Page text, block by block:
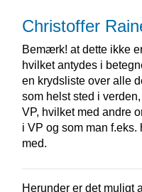
Christoffer
Bemærk! at dette ikke
hvilket antydes i
en krydsliste over alle
som helst sted i
VP, hvilket med andre
i VP og som man
med.
Herunder er det muligt